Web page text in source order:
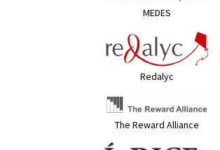
MEDES
Redalyc
The Reward Alliance